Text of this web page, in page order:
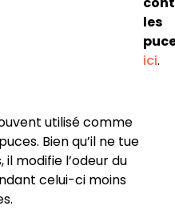
les
ici.
utilisé comme
Bien qu’il ne tue
modifie l’odeur du
celui-ci moins